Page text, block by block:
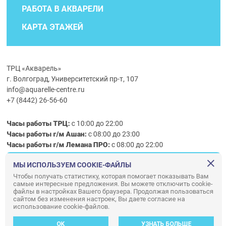
РАБОТА В АКВАРЕЛИ
КАРТА ЭТАЖЕЙ
ТРЦ «Акварель»
г. Волгоград, Университетский пр-т, 107
info@aquarelle-centre.ru
+7 (8442) 26-56-60
Часы работы ТРЦ:с 10:00 до 22:00
Часы работы г/м Ашан:с 08:00 до 23:00
Часы работыг/мЛемана ПРО:с 08:00 до 22:00
Правила посещения ТРЦ «Акварель»
ООО «АКВАРЕЛЬ»
© ООО «Акварель» 2010–2026. All right reserved.
Дизайн концепция сайта —
Адаптивный дизайн и программирование —34 ВЕБ
МЫ ИСПОЛЬЗУЕМ COOKIE-ФАЙЛЫ
Чтобы получать статистику, которая помогает показывать Вам
самые интересные предложения. Вы можете отключить cookie-
файлы в настройках Вашего браузера. Продолжая пользоваться
сайтом без изменения настроек, Вы даете согласие на
использование cookie-файлов.
OK УЗНАТЬ БОЛЬШЕ